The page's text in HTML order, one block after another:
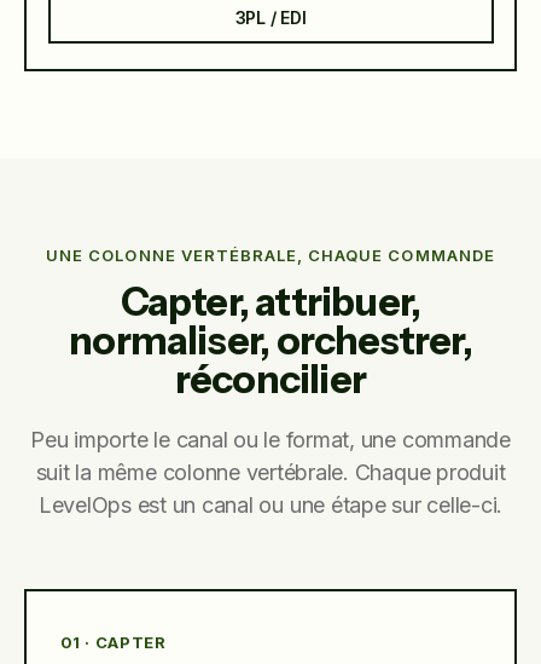
3PL / EDI
UNE COLONNE VERTÉBRALE, CHAQUE COMMANDE
Capter, attribuer,
normaliser, orchestrer,
réconcilier
Peu importe le canal ou le format, une commande
suit la même colonne vertébrale. Chaque produit
LevelOps est un canal ou une étape sur celle-ci.
01 · CAPTER